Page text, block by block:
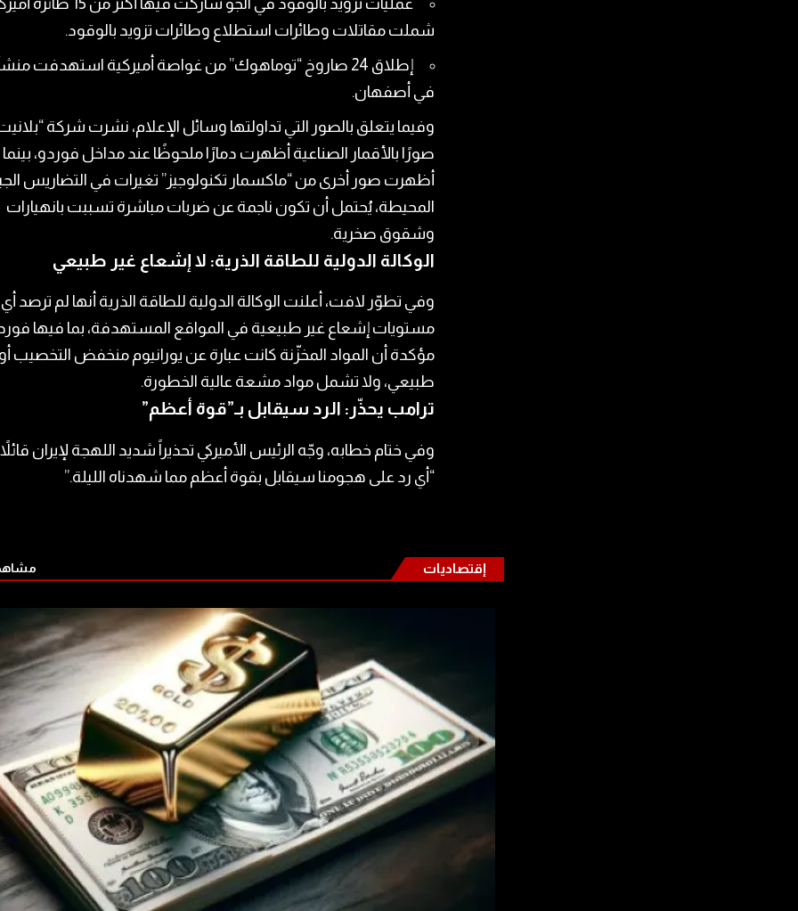
عمليات تزويد بالوقود في الجو شاركت فيها أكثر من
شملت مقاتلات وطائرات استطلاع وطائرات تزويد بالوقود.
إطلاق 24 صاروخ “توماهوك” من غواصة أميركية استهدفت
في أصفهان.
وفيما يتعلق بالصور التي تداولتها وسائل الإعلام، نشرت شركة “بلانيت
صورًا بالأقمار الصناعية أظهرت دمارًا ملحوظًا عند مداخل فوردو، بينما
أظهرت صور أخرى من “ماكسمار تكنولوجيز” تغيرات في التضاريس
المحيطة، يُحتمل أن تكون ناجمة عن ضربات مباشرة تسببت بانهيارات
وشقوق صخرية.
الوكالة الدولية للطاقة الذرية: لا إشعاع غير طبيعي
وفي تطوّر لافت، أعلنت الوكالة الدولية للطاقة الذرية أنها لم ترصد أي
مستويات إشعاع غير طبيعية في المواقع المستهدفة، بما فيها
مؤكدة أن المواد المخزّنة كانت عبارة عن يورانيوم منخفض التخصيب أو
طبيعي، ولا تشمل مواد مشعة عالية الخطورة.
ترامب يحذّر: الرد سيقابل بـ”قوة أعظم”
وفي ختام خطابه، وجّه الرئيس الأميركي تحذيراً شديد اللهجة لإيران
“أي رد على هجومنا سيقابل بقوة أعظم مما شهدناه الليلة.”
إقتصاديات